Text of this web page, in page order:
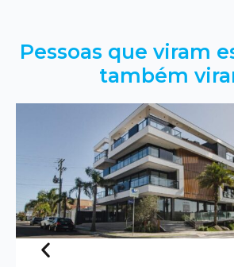
Pessoas que viram
também